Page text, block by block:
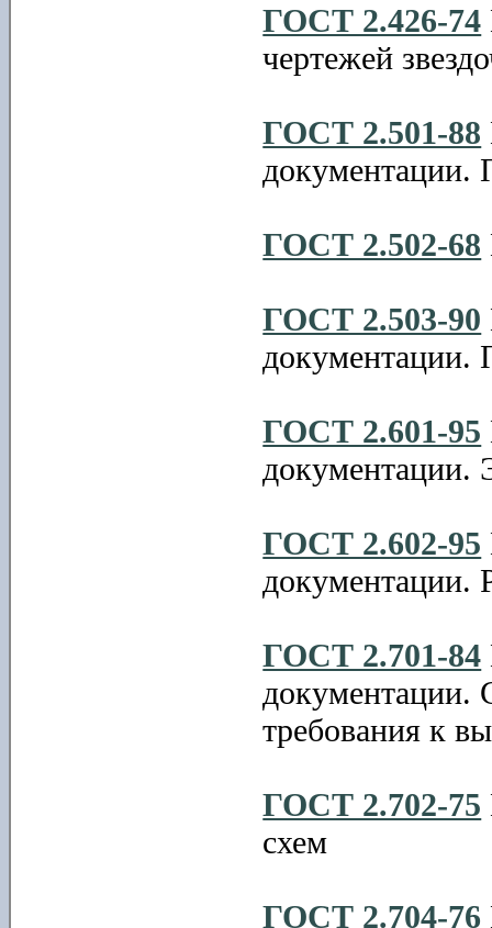
ГОСТ 2.426-74
чертежей
ГОСТ 2.501-88
документации.
ГОСТ 2.502-68
ГОСТ 2.503-90
документации.
ГОСТ 2.601-95
документации.
ГОСТ 2.602-95
документации.
ГОСТ 2.701-84
требования к
ГОСТ 2.702-75
схем
ГОСТ 2.704-76